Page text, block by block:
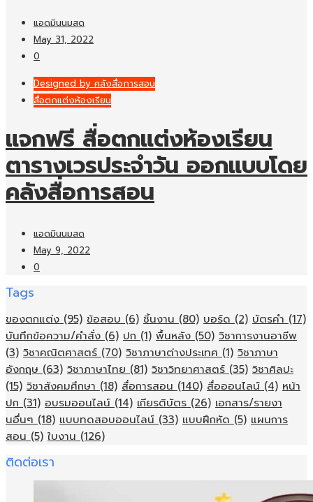
แอดมินนมสด
May 31, 2022
0
Designed by คลังสื่อการสอน
สื่อตกแต่งห้องเรียน
แจกฟรี สื่อตกแต่งห้องเรียน
ตารางเวรประจำวัน ออกแบบโดย
คลังสื่อการสอน
แอดมินนมสด
May 9, 2022
0
Tags
ของตกแต่ง (95) ข้อสอบ (6) ชิ้นงาน (80) บอร์ด (2) บัตรคำ (17)
บันทึกข้อความ/คำสั่ง (6) ปก (1) พื้นหลัง (50) วิชาการงานอาชีพ
(3) วิชาคณิตศาสตร์ (70) วิชาภาษาต่างประเทศ (1) วิชาภาษา
อังกฤษ (63) วิชาภาษาไทย (81) วิชาวิทยาศาสตร์ (35) วิชาศิลปะ
(15) วิชาสังคมศึกษา (18) สื่อการสอน (140) สื่อออนไลน์ (4) หน้า
ปก (31) อบรมออนไลน์ (14) เกียรติบัตร (26) เอกสาร/รายงา
นอื่นๆ (18) แบบทดสอบออนไลน์ (33) แบบฝึกหัด (5) แผนการ
สอน (5) ใบงาน (126)
ติดต่อเรา